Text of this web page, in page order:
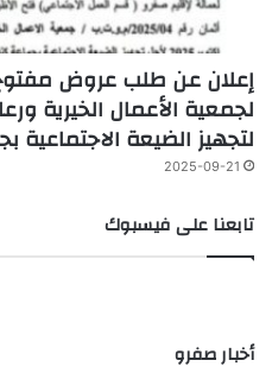
لجمعية الأعمال الخيرية
لتجهيز الضيعة
2025-09-21
تابعنا على فيسبوك
أخبار صفرو